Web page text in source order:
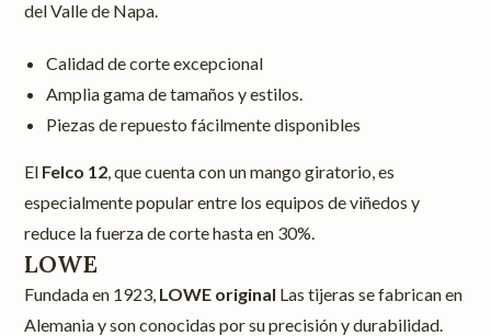
del Valle de Napa.
Calidad de corte excepcional
Amplia gama de tamaños y estilos.
Piezas de repuesto fácilmente disponibles
El Felco 12, que cuenta con un mango giratorio, es
especialmente popular entre los equipos de viñedos y
reduce la fuerza de corte hasta en 30%.
LOWE
Fundada en 1923, LOWE original Las tijeras se fabrican en
Alemania y son conocidas por su precisión y durabilidad.